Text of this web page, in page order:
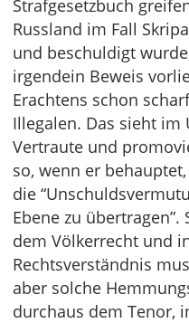
Strafgesetzbuch
Russland im Fall
und beschuldigt
irgendein Beweis
Erachtens schon
Illegalen. Das sieht im
Vertraute und
so, wenn er
die
Ebene zu
dem Völkerrecht und
Rechtsverständnis
aber solche
durchaus dem Tenor,